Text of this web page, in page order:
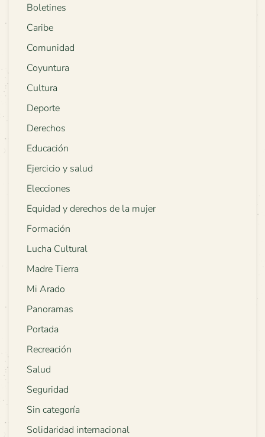
Boletines
Caribe
Comunidad
Coyuntura
Cultura
Deporte
Derechos
Educación
Ejercicio y salud
Elecciones
Equidad y derechos de la mujer
Formación
Lucha Cultural
Madre Tierra
Mi Arado
Panoramas
Portada
Recreación
Salud
Seguridad
Sin categoría
Solidaridad internacional